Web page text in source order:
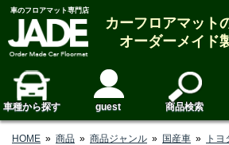
車のフロアマット専門店
カーフロアマット
オーダーメイド
車種から探す guest 商品検索
HOME » 商品 » 商品ジャンル » 国産車 » トヨ